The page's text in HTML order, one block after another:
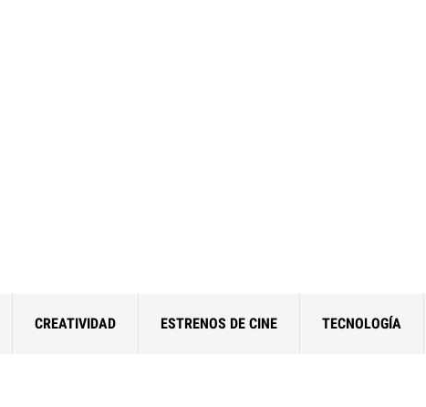
CREATIVIDAD ESTRENOS DE CINE TECNOLOGÍA